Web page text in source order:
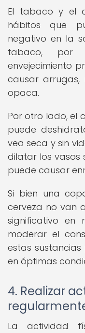
El tabaco y el
hábitos que
negativo en la
tabaco, por
envejecimiento
causar
opaca.
Por otro lado, el
puede
vea seca y sin
dilatar los vasos
puede causar
Si bien una
cerveza no van
significativo en
moderar el
estas
en óptimas
4. Realizar
La actividad